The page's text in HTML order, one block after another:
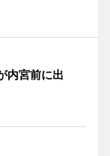
内宮前に出